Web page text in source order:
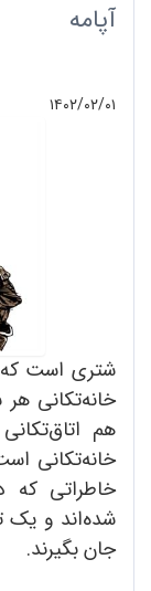
آپامه
۱۴۰۲/۰۲/۰۱
شتری است که
خانه‌تکانی
هم
خانه‌تکانی
خاطراتی که
شده‌اند و یک
جان بگیرند.